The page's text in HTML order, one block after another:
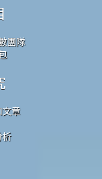
團隊
文章
析